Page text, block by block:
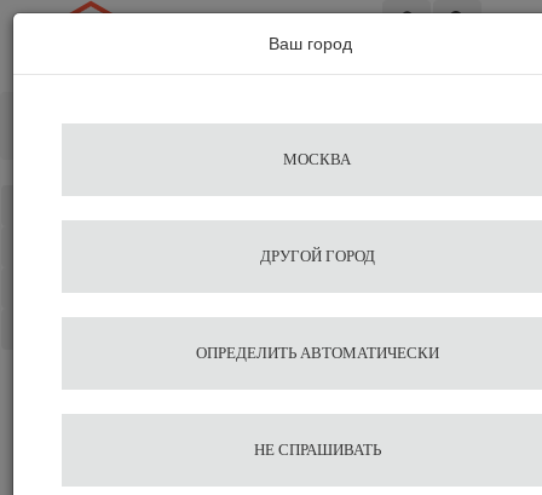
Темпер
автоматический для ATOM
Ваш город
МОСКВА
ДРУГОЙ ГОРОД
ОПРЕДЕЛИТЬ АВТОМАТИЧЕСКИ
НЕ СПРАШИВАТЬ